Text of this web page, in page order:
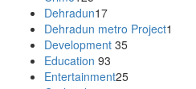
Dehradun17
Dehradun metro Project1
Development 35
Education 93
Entertainment25